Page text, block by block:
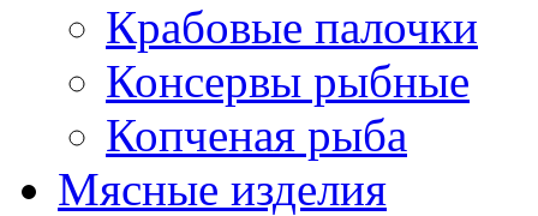
Крабовые палочки
Консервы рыбные
Копченая рыба
Мясные изделия